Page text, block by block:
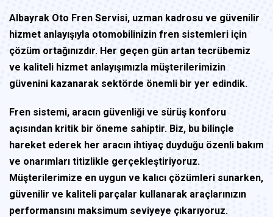
Albayrak Oto Fren Servisi, uzman kadrosu ve güvenilir
hizmet anlayışıyla otomobilinizin fren sistemleri için
çözüm ortağınızdır. Her geçen gün artan tecrübemiz
ve kaliteli hizmet anlayışımızla müşterilerimizin
güvenini kazanarak sektörde önemli bir yer edindik.
Fren sistemi, aracın güvenliği ve sürüş konforu
açısından kritik bir öneme sahiptir. Biz, bu bilinçle
hareket ederek her aracın ihtiyaç duyduğu özenli bakım
ve onarımları titizlikle gerçekleştiriyoruz.
Müşterilerimize en uygun ve kalıcı çözümleri sunarken,
güvenilir ve kaliteli parçalar kullanarak araçlarınızın
performansını maksimum seviyeye çıkarıyoruz.